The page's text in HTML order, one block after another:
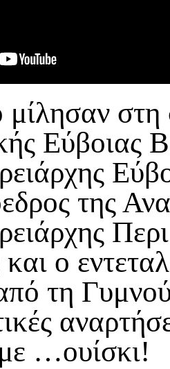
μίλησαν
Εύβοιας
της
ο
τη
…ουίσκι!